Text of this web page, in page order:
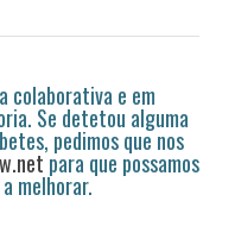
colaborativa e em
Se detetou alguma
pedimos que nos
para que possamos
melhorar.